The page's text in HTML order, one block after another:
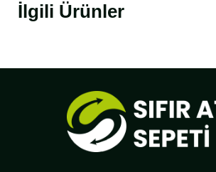
İlgili Ürünler